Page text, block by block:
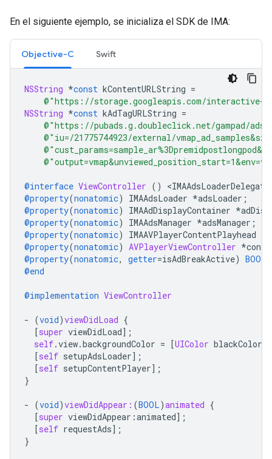
En el siguiente ejemplo, se inicializa el SDK de IMA:
Objective-C Swift
NSString *const kContentURLString =
@"https://storage.googleapis.com/interactive-
NSString *const kAdTagURLString =
@"https://pubads.g.doubleclick.net/gampad/
@"iu=/21775744923/external/
@interface ViewController () <IMAAdsLoaderDelegate
@property(nonatomic) IMAAdsLoader *adsLoader ;
@property(nonatomic) IMAAdDisplayContainer *
@property(nonatomic) IMAAdsManager *adsManager ;
@property(nonatomic) IMAAVPlayerContentPlayhead
@property(nonatomic) AVPlayerViewController *
@property(nonatomic, getter=isAdBreakActive) BOOL
@end
@implementation ViewController
- (void)viewDidLoad {
[super viewDidLoad];
self.view.backgroundColor = [UIColor blackColor
[self setupAdsLoader];
[self setupContentPlayer];
}
- (void)viewDidAppear: (BOOL)animated {
[super viewDidAppear :animated];
[self requestAds];
}